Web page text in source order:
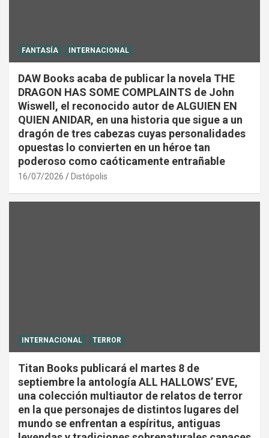
FANTASÍA INTERNACIONAL
DAW Books acaba de publicar la novela THE
DRAGON HAS SOME COMPLAINTS de John
Wiswell, el reconocido autor de ALGUIEN EN
QUIEN ANIDAR, en una historia que sigue a un
dragón de tres cabezas cuyas personalidades
opuestas lo convierten en un héroe tan
poderoso como caóticamente entrañable
16/07/2026 Distópolis
INTERNACIONAL TERROR
Titan Books publicará el martes 8 de
septiembre la antología ALL HALLOWS’ EVE,
una colección multiautor de relatos de terror
en la que personajes de distintos lugares del
mundo se enfrentan a espíritus, antiguas